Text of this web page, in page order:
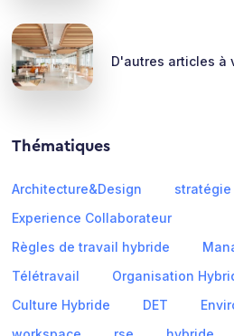
D'autres articles à
Thématiques
Architecture&Design stratégie
Experience Collaborateur
Règles de travail hybride
Télétravail
Organisation
Culture Hybride
DET